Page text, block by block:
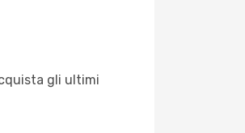
gli ultimi